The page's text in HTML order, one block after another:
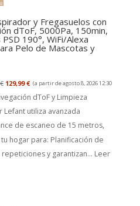
y Fregasuelos con
dToF, 5000Pa, 150min,
190°, WiFi/Alexa
Pelo de Mascotas y
129,99 € (a partir de agosto 8, 2026 12:30
dToF y Limpieza
utiliza avanzada
de escaneo de 15 metros,
hogar para: Planificación de
y garantizan... Leer